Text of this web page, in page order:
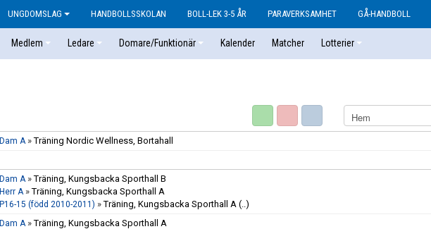
UNGDOMSLAG HANDBOLLSSKOLAN BOLL-LEK 3-5 ÅR PARAVERKSAMHET GÅ-HANDBOLL
Medlem Ledare Domare/Funktionär Kalender Matcher Lotterier
Dam A»Träning Nordic Wellness, Bortahall
Dam A»Träning, Kungsbacka Sporthall B
Herr A»Träning, Kungsbacka Sporthall A
P16-15 (född 2010-2011) »Träning, Kungsbacka Sporthall A (..)
Dam A»Träning, Kungsbacka Sporthall A